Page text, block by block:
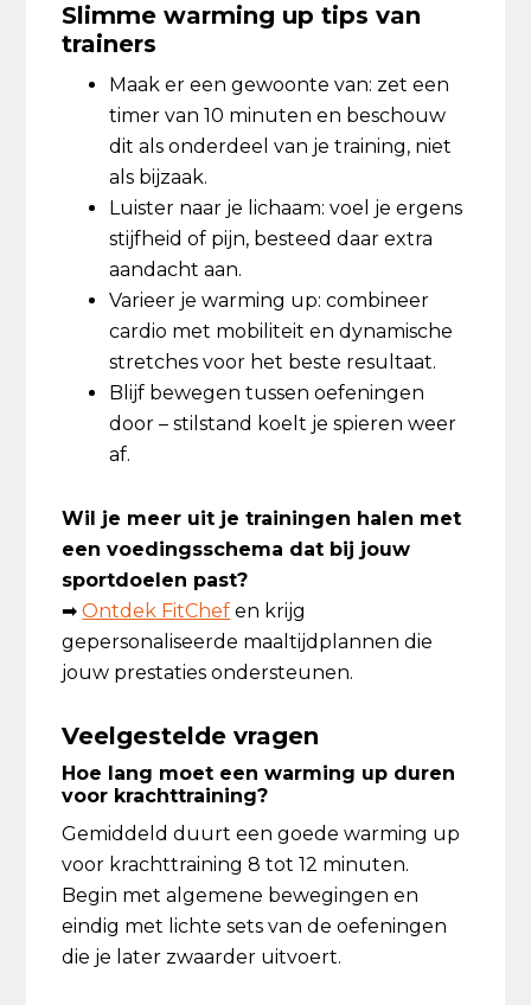
Slimme warming up tips van
trainers
Maak er een gewoonte van: zet een
timer van 10 minuten en beschouw
dit als onderdeel van je training, niet
als bijzaak.
Luister naar je lichaam: voel je ergens
stijfheid of pijn, besteed daar extra
aandacht aan.
Varieer je warming up: combineer
cardio met mobiliteit en dynamische
stretches voor het beste resultaat.
Blijf bewegen tussen oefeningen
door – stilstand koelt je spieren weer
af.
Wil je meer uit je trainingen halen met
een voedingsschema dat bij jouw
sportdoelen past?
➡Ontdek FitChef en krijg
gepersonaliseerde maaltijdplannen die
jouw prestaties ondersteunen.
Veelgestelde vragen
Hoe lang moet een warming up duren
voor krachttraining?
Gemiddeld duurt een goede warming up
voor krachttraining 8 tot 12 minuten.
Begin met algemene bewegingen en
eindig met lichte sets van de oefeningen
die je later zwaarder uitvoert.